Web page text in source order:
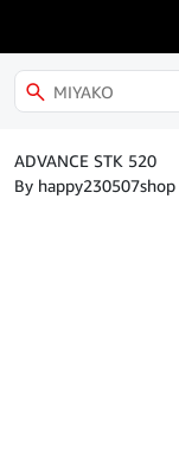
ADVANCE STK 520
By happy230507shop